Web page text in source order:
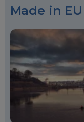
Made in EU